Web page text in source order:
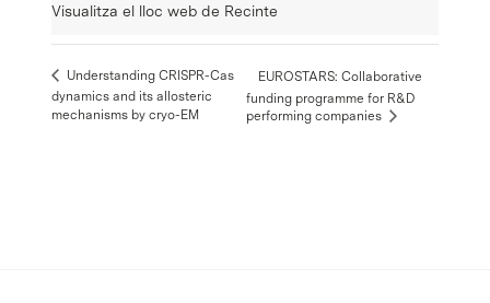
Visualitza el lloc web de Recinte
Understanding CRISPR-Cas
dynamics and its allosteric
mechanisms by cryo-EM
EUROSTARS: Collaborative
funding programme for R&D
performing companies